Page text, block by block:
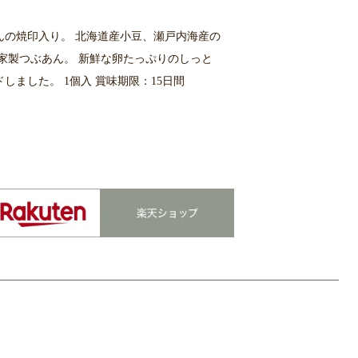
の焼印入り。 北海道産小豆、瀬戸内海産の
製つぶあん。 新鮮な卵たっぷりのしっと
しました。 1個入 賞味期限：15日間